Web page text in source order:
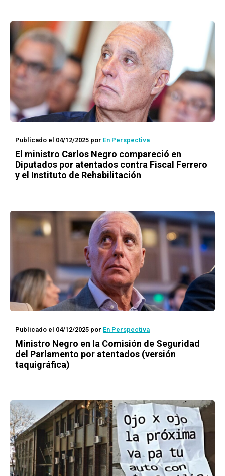
Publicado el 04/12/2025 por En Perspectiva
El ministro Carlos Negro compareció en
Diputados por atentados contra Fiscal Ferrero
y el Instituto de Rehabilitación
Publicado el 04/12/2025 por En Perspectiva
Ministro Negro en la Comisión de Seguridad
del Parlamento por atentados (versión
taquigráfica)